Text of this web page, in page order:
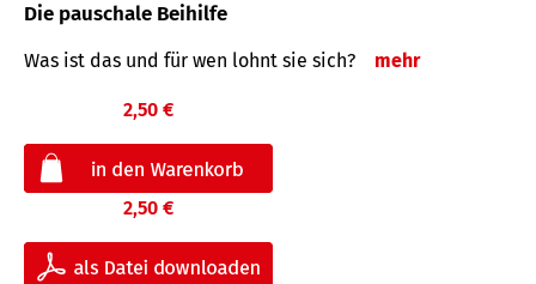
Die pauschale Beihilfe
Was ist das und für wen lohnt sie sich? mehr
2,50 €
2,50 €